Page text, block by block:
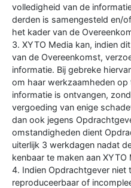
volledigheid van de
derden is samengesteld en/
het kader van de
3. XYTO Media kan, indien
van de Overeenkomst,
informatie. Bij gebreke
om haar werkzaamheden
informatie is ontvangen,
vergoeding van enige
dan ook jegens
omstandigheden dient
uiterlijk 3 werkdagen nadat
kenbaar te maken aan XYTO
4. Indien Opdrachtgever niet
reproduceerbaar of